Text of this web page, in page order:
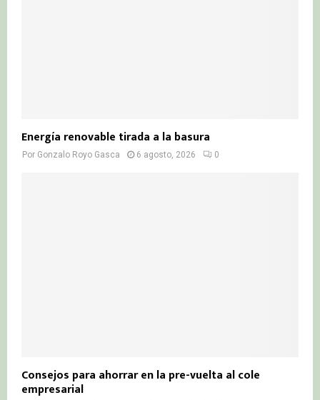
Energía renovable tirada a la basura
Por Gonzalo Royo Gasca 6 agosto, 2026 0
Consejos para ahorrar en la pre-vuelta al cole
empresarial